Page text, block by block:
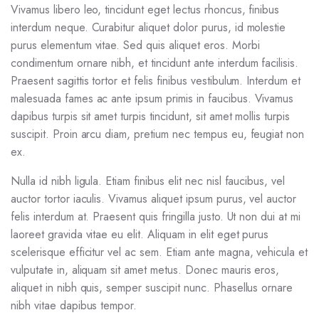
Vivamus libero leo, tincidunt eget lectus rhoncus, finibus
interdum neque. Curabitur aliquet dolor purus, id molestie
purus elementum vitae. Sed quis aliquet eros. Morbi
condimentum ornare nibh, et tincidunt ante interdum facilisis.
Praesent sagittis tortor et felis finibus vestibulum. Interdum et
malesuada fames ac ante ipsum primis in faucibus. Vivamus
dapibus turpis sit amet turpis tincidunt, sit amet mollis turpis
suscipit. Proin arcu diam, pretium nec tempus eu, feugiat non
ex.
Nulla id nibh ligula. Etiam finibus elit nec nisl faucibus, vel
auctor tortor iaculis. Vivamus aliquet ipsum purus, vel auctor
felis interdum at. Praesent quis fringilla justo. Ut non dui at mi
laoreet gravida vitae eu elit. Aliquam in elit eget purus
scelerisque efficitur vel ac sem. Etiam ante magna, vehicula et
vulputate in, aliquam sit amet metus. Donec mauris eros,
aliquet in nibh quis, semper suscipit nunc. Phasellus ornare
nibh vitae dapibus tempor.